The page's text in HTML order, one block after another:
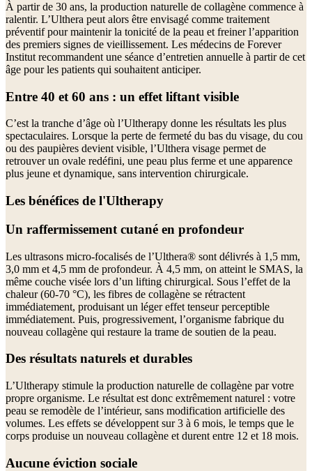
À partir de 30 ans, la production naturelle de collagène commence à
ralentir. L’Ulthera peut alors être envisagé comme traitement
préventif pour maintenir la tonicité de la peau et freiner l’apparition
des premiers signes de vieillissement. Les médecins de Forever
Institut recommandent une séance d’entretien annuelle à partir de cet
âge pour les patients qui souhaitent anticiper.
Entre 40 et 60 ans : un effet liftant visible
C’est la tranche d’âge où l’Ultherapy donne les résultats les plus
spectaculaires. Lorsque la perte de fermeté du bas du visage, du cou
ou des paupières devient visible, l’Ulthera visage permet de
retrouver un ovale redéfini, une peau plus ferme et une apparence
plus jeune et dynamique, sans intervention chirurgicale.
Les bénéfices de l'Ultherapy
Un raffermissement cutané en profondeur
Les ultrasons micro-focalisés de l’Ulthera® sont délivrés à 1,5 mm,
3,0 mm et 4,5 mm de profondeur. À 4,5 mm, on atteint le SMAS, la
même couche visée lors d’un lifting chirurgical. Sous l’effet de la
chaleur (60-70 °C), les fibres de collagène se rétractent
immédiatement, produisant un léger effet tenseur perceptible
immédiatement. Puis, progressivement, l’organisme fabrique du
nouveau collagène qui restaure la trame de soutien de la peau.
Des résultats naturels et durables
L’Ultherapy stimule la production naturelle de collagène par votre
propre organisme. Le résultat est donc extrêmement naturel : votre
peau se remodèle de l’intérieur, sans modification artificielle des
volumes. Les effets se développent sur 3 à 6 mois, le temps que le
corps produise un nouveau collagène et durent entre 12 et 18 mois.
Aucune éviction sociale